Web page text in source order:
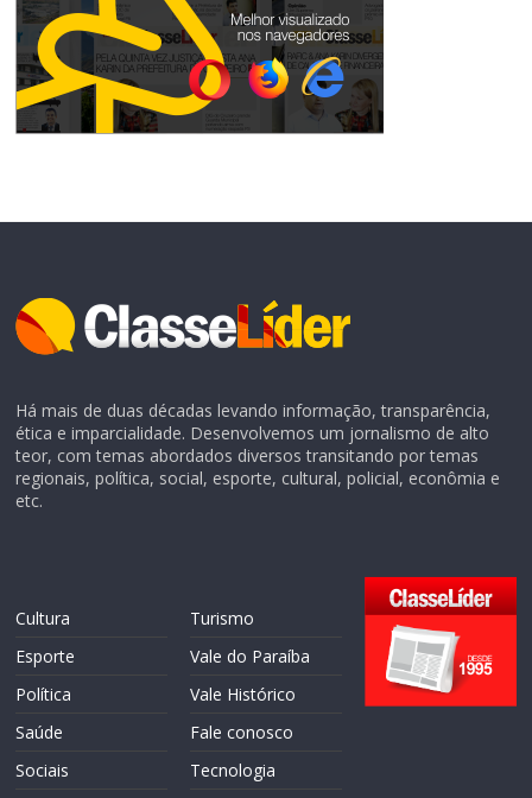
Há mais de duas décadas levando informação, transparência,
ética e imparcialidade. Desenvolvemos um jornalismo de alto
teor, com temas abordados diversos transitando por temas
regionais, política, social, esporte, cultural, policial, econômia e
etc.
Cultura
Esporte
Política
Saúde
Sociais
Turismo
Vale do Paraíba
Vale Histórico
Fale conosco
Tecnologia